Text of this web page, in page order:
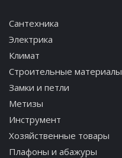
Сантехника
Электрика
Климат
Строительные материалы
Замки и петли
Метизы
Инструмент
Хозяйственные товары
Плафоны и абажуры